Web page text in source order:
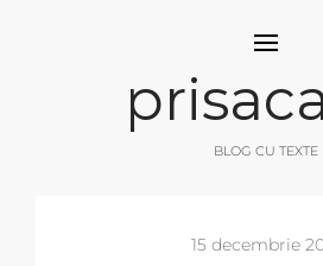
BLOG CU TEXTE
15 decembrie